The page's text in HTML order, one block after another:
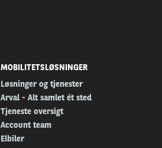
MOBILITETSLØSNINGER
Løsninger og tjenester
Arval - Alt samlet ét sted
Tjeneste oversigt
Account team
Elbiler